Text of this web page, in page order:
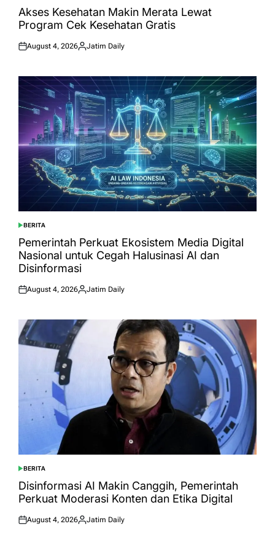
IN
Akses Kesehatan Makin Merata Lewat
Program Cek Kesehatan Gratis
Posted
August 4, 2026
Posted
Jatim Daily
POSTED
IN
BERITA
Pemerintah Perkuat Ekosistem Media Digital
Nasional untuk Cegah Halusinasi AI dan
Disinformasi
Posted
August 4, 2026
Posted
Jatim Daily
POSTED
IN
BERITA
Disinformasi AI Makin Canggih, Pemerintah
Perkuat Moderasi Konten dan Etika Digital
Posted
August 4, 2026
Posted
Jatim Daily